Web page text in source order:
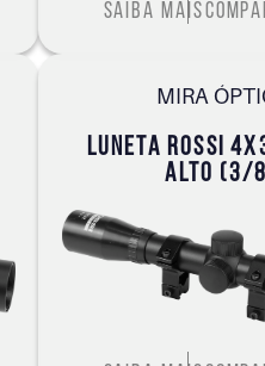
Saiba mais
MIRA
LUNETA ROSSI
ALTO (3/